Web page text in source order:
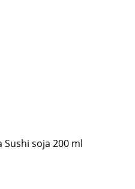
Sushi soja 200 ml